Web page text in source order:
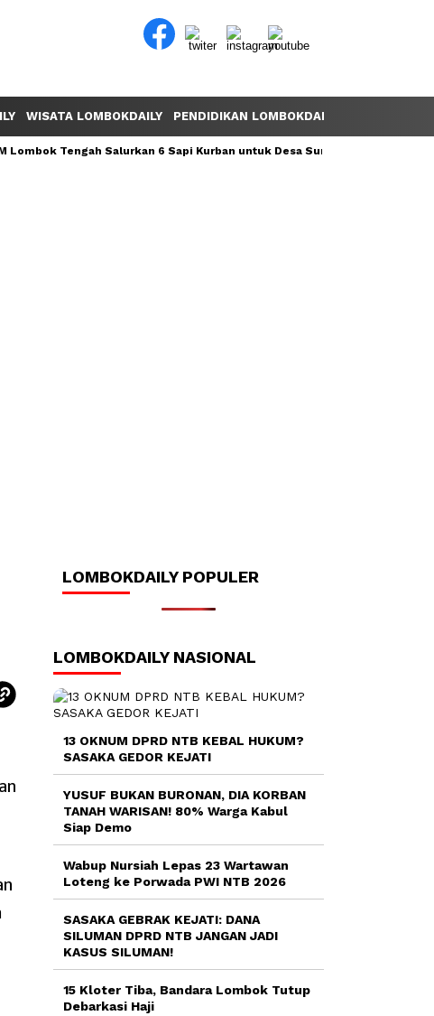
WISATA LOMBOKDAILY PENDIDIKAN LOMBOKDAILY
Lombok Tengah Salurkan 6 Sapi Kurban untuk Desa Sumber Mata Air
LOMBOKDAILY POPULER
LOMBOKDAILY NASIONAL
13 OKNUM DPRD NTB KEBAL HUKUM?
SASAKA GEDOR KEJATI
YUSUF BUKAN BURONAN, DIA KORBAN
TANAH WARISAN! 80% Warga Kabul
Siap Demo
Wabup Nursiah Lepas 23 Wartawan
Loteng ke Porwada PWI NTB 2026
SASAKA GEBRAK KEJATI: DANA
SILUMAN DPRD NTB JANGAN JADI
KASUS SILUMAN!
15 Kloter Tiba, Bandara Lombok Tutup
Debarkasi Haji